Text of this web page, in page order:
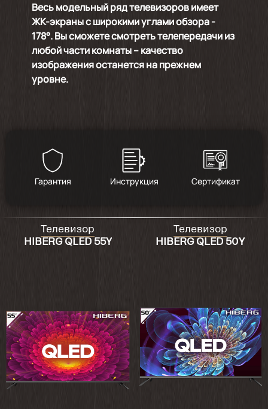
Весь модельный ряд телевизоров имеет
ЖК-экраны с широкими углами обзора -
178°. Вы сможете смотреть телепередачи из
любой части комнаты – качество
изображения останется на прежнем
уровне.
Гарантия Инструкция Сертификат
Телевизор
HIBERG QLED 55Y
Телевизор
HIBERG QLED 50Y